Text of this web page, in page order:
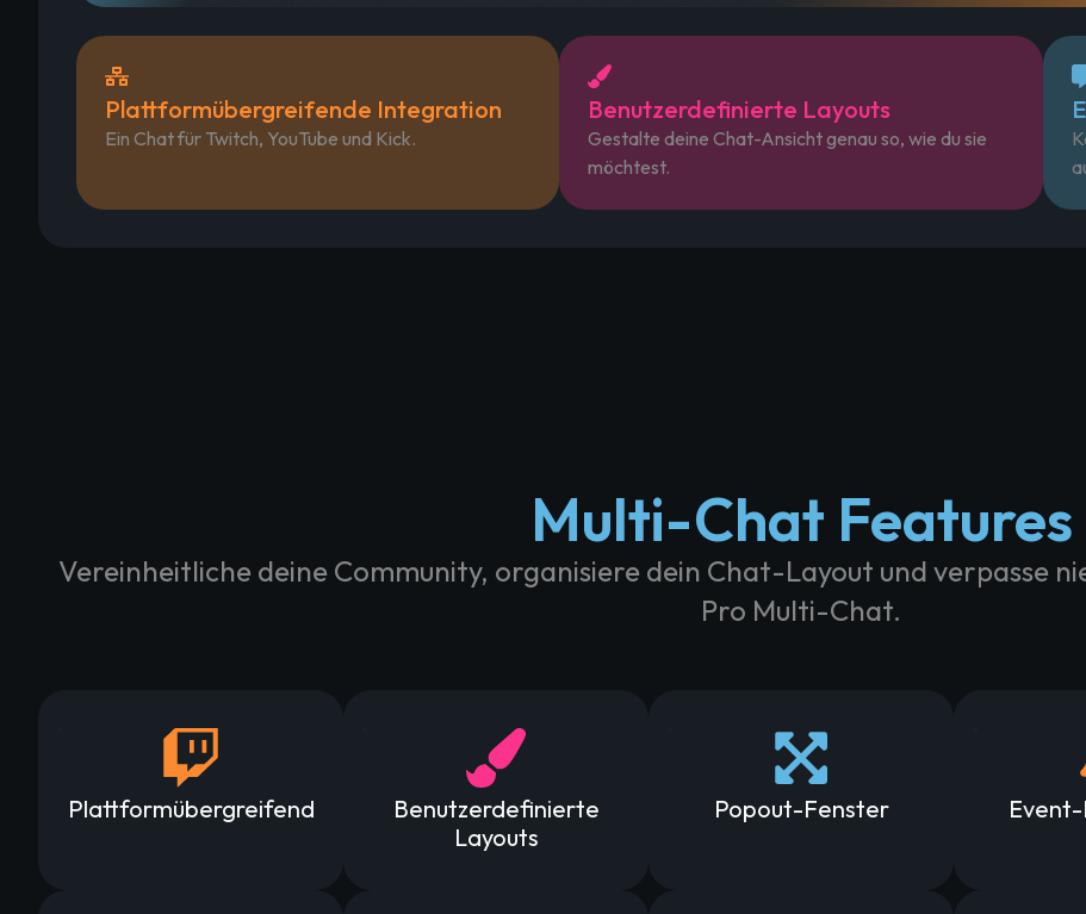
Plattformübergreifende Integration
Ein Chat für Twitch, YouTube und Kick.
Benutzerdefinierte Layouts
Gestalte deine Chat-Ansicht genau so, wie du sie
möchtest.
Multi-Chat Features
Vereinheitliche deine Community, organisiere dein Chat-Layout und verpasse
Pro Multi-Chat.
Plattformübergreifend
Benutzerdefinierte
Layouts
Popout-Fenster